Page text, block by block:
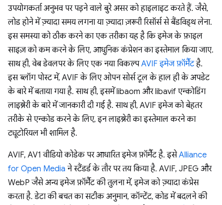
उपयोगकर्ता अनुभव पर पड़ने वाले बुरे असर को हाइलाइट करते हैं. जैसे,
लोड होने में ज़्यादा समय लगना या ज़्यादा ज़रूरी रिसॉर्स से बैंडविड्थ लेना.
इस समस्या को ठीक करने का एक तरीका यह है कि इमेज के फ़ाइल
साइज़ को कम करने के लिए, आधुनिक कंप्रेशन का इस्तेमाल किया जाए.
साथ ही, वेब डेवलपर के लिए एक नया विकल्पAVIF इमेज फ़ॉर्मैटहै.
इस ब्लॉग पोस्ट में, AVIF के लिए ओपन सोर्स टूल के हाल ही के अपडेट
के बारे में बताया गया है. साथ ही, इसमें libaom और libavif एन्कोडिंग
लाइब्रेरी के बारे में जानकारी दी गई है. साथ ही, AVIF इमेज को बेहतर
तरीके से एन्कोड करने के लिए, इन लाइब्रेरी का इस्तेमाल करने का
ट्यूटोरियल भी शामिल है.
AVIF, AV1 वीडियो कोडेक पर आधारित इमेज फ़ॉर्मैट है. इसेAlliance
for Open Media ने स्टैंडर्ड के तौर पर तय किया है. AVIF, JPEG और
WebP जैसे अन्य इमेज फ़ॉर्मैट की तुलना में, इमेज को ज़्यादा कंप्रेस
करता है. डेटा की बचत का सटीक अनुमान, कॉन्टेंट, कोड में बदलने की